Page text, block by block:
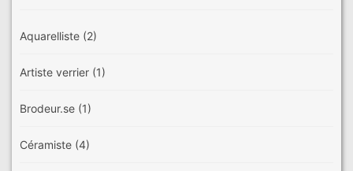
Aquarelliste (2)
Artiste verrier (1)
Brodeur.se (1)
Céramiste (4)